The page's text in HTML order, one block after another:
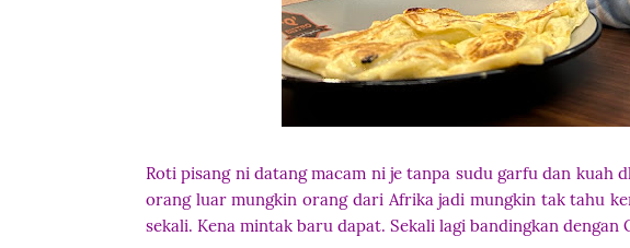
Roti pisang ni datang macam ni je tanpa sudu garfu dan kuah
orang luar mungkin orang dari Afrika jadi mungkin tak tahu
sekali. Kena mintak baru dapat. Sekali lagi bandingkan dengan